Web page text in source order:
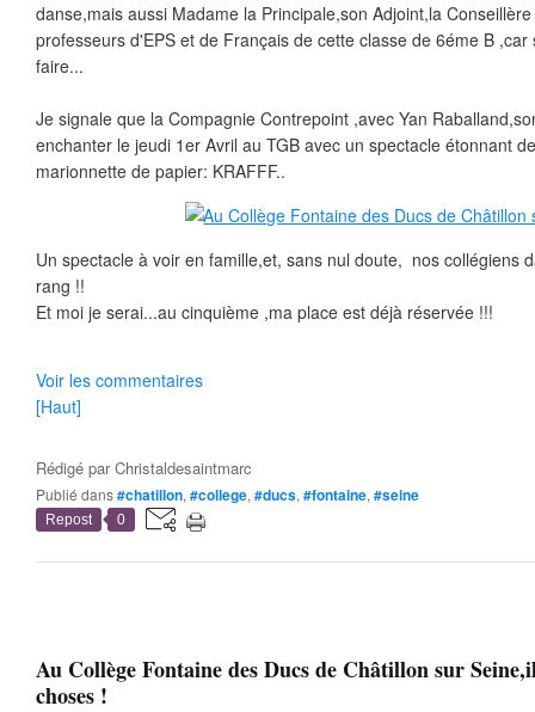
danse,mais aussi Madame la Principale,son Adjoint,la
professeurs d'EPS et de Français de cette classe de 6éme B
faire...
Je signale que la Compagnie Contrepoint ,avec Yan
enchanter le jeudi 1er Avril au TGB avec un spectacle étonnant
marionnette de papier: KRAFFF..
Un spectacle à voir en famille,et, sans nul doute, nos collégiens
rang !!
Et moi je serai...au cinquième ,ma place est déjà réservée !!!
Voir les commentaires
[Haut]
Rédigé parChristaldesaintmarc
Publié dans#chatillon, #college, #ducs, #fontaine, #seine
Repost 0
Au Collège Fontaine des Ducs de Châtillon sur
choses !